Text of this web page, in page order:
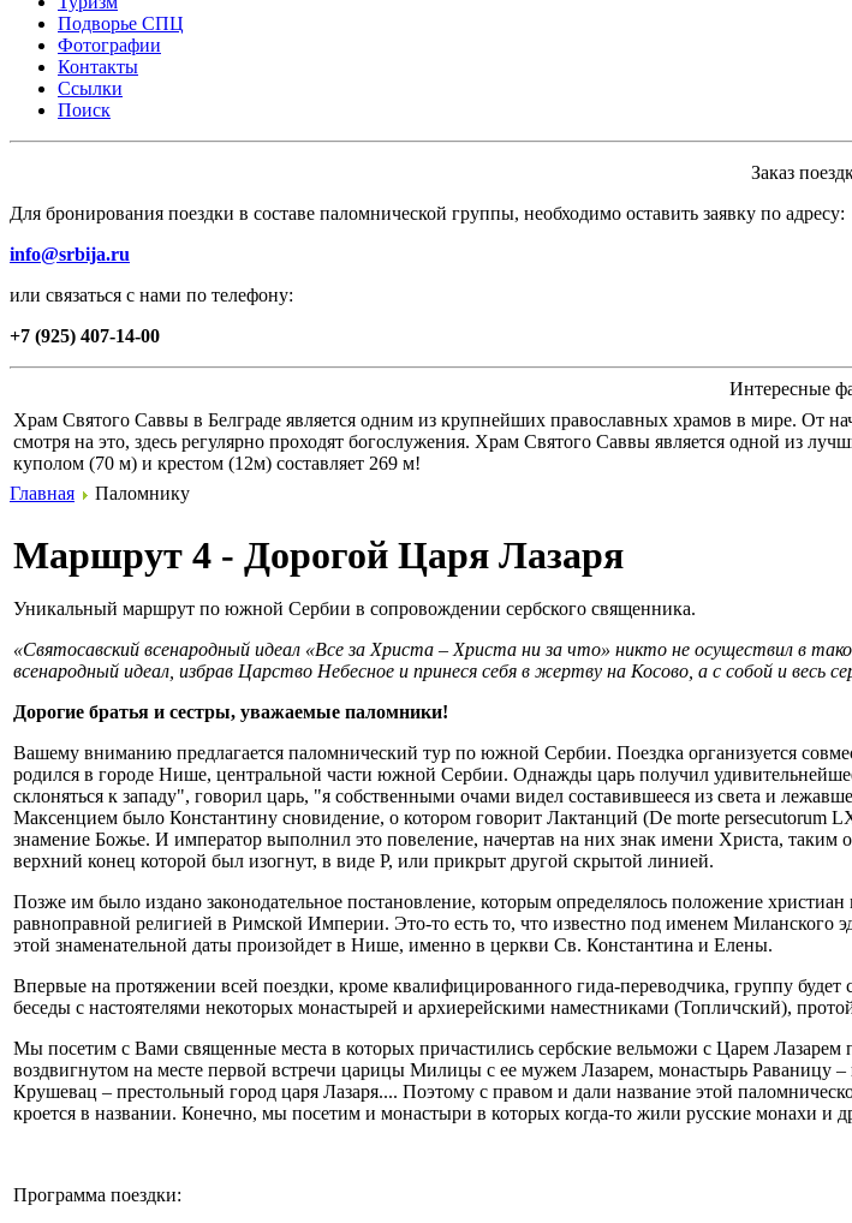
Подворье СПЦ
Фотографии
Контакты
Ссылки
Поиск
Заказ
Для бронирования поездки в составе паломнической группы, необходимо оставить заявку по адресу:
info@srbija.ru
или связаться с нами по телефону:
+7 (925) 407-14-00
Интересные
Храм Святого Саввы в Белграде является одним из крупнейших православных храмов в мире. От
смотря на это, здесь регулярно проходят богослужения. Храм Святого Саввы является одной из
куполом (70 м) и крестом (12м) составляет 269 м!
Главная
Паломнику
Маршрут 4 - Дорогой Царя Лазаря
Уникальный маршрут по южной Сербии в сопровождении сербского священника.
«Святосавский всенародный идеал «Все за Христа – Христа ни за что» никто не осуществил в
всенародный идеал, избрав Царство Небесное и принеся себя в жертву на Косово, а с собой и весь
Дорогие братья и сестры, уважаемые паломники!
Вашему вниманию предлагается паломнический тур по южной Сербии. Поездка организуется
родился в городе Нише, центральной части южной Сербии. Однажды царь получил
склоняться к западу", говорил царь, "я собственными очами видел составившееся из света и
Максенцием было Константину сновидение, о котором говорит Лактанций (De morte persecutorum
знамение Божье. И император выполнил это повеление, начертав на них знак имени Христа, таким
верхний конец которой был изогнут, в виде Р, или прикрыт другой скрытой линией.
Позже им было издано законодательное постановление, которым определялось положение
равноправной религией в Римской Империи. Это-то есть то, что известно под именем Миланского
этой знаменательной даты произойдет в Нише, именно в церкви Св. Константина и Елены.
Впервые на протяжении всей поездки, кроме квалифицированного гида-переводчика, группу
беседы с настоятелями некоторых монастырей и архиерейскими наместниками (Топличский),
Мы посетим с Вами священные места в которых причастились сербские вельможи с Царем
воздвигнутом на месте первой встречи царицы Милицы с ее мужем Лазарем, монастырь Раваницу –
Крушевац – престольный город царя Лазаря.... Поэтому с правом и дали название этой
кроется в названии. Конечно, мы посетим и монастыри в которых когда-то жили русские монахи и
Программа поездки: